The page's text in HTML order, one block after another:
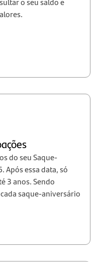
do seu Saque-
Após essa data, só
3 anos. Sendo
saque-aniversário